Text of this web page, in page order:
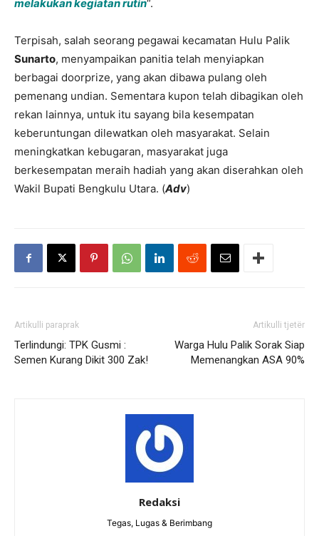
melakukan kegiatan rutin“.
Terpisah, salah seorang pegawai kecamatan Hulu Palik
Sunarto, menyampaikan panitia telah menyiapkan
berbagai doorprize, yang akan dibawa pulang oleh
pemenang undian. Sementara kupon telah dibagikan oleh
rekan lainnya, untuk itu sayang bila kesempatan
keberuntungan dilewatkan oleh masyarakat. Selain
meningkatkan kebugaran, masyarakat juga
berkesempatan meraih hadiah yang akan diserahkan oleh
Wakil Bupati Bengkulu Utara. (Adv)
Artikulli paraprak
Terlindungi: TPK Gusmi :
Semen Kurang Dikit 300 Zak!
Artikulli tjetër
Warga Hulu Palik Sorak Siap
Memenangkan ASA 90%
Redaksi
Tegas, Lugas & Berimbang